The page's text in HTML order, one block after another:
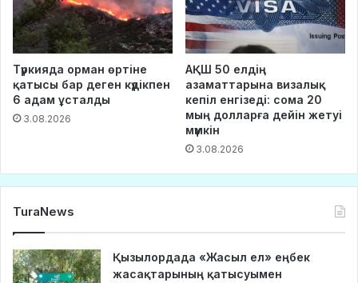
Түркияда орман өртіне
қатысы бар деген күдікпен
6 адам ұсталды
3.08.2026
АҚШ 50 елдің
азаматтарына визалық
кепіл енгізеді: сома 20
мың долларға дейін жетуі
мүмкін
3.08.2026
TuraNews
Қызылордада «Жасыл ел» еңбек
жасақтарының қатысуымен